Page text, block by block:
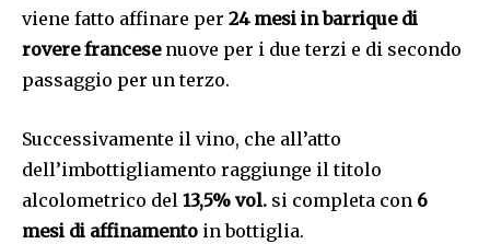
viene fatto affinare per 24 mesi in barrique di
rovere francesenuove per i due terzi e di secondo
passaggio per un terzo.
Successivamente il vino, che all’atto
dell’imbottigliamento raggiunge il titolo
alcolometrico del 13,5% vol. si completa con 6
mesi di affinamento in bottiglia.